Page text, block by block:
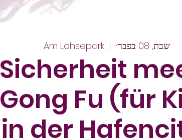
שבת, 08 בפבר׳
  |
Am Lohsepark
Sicherheit
Gong Fu (für
in der